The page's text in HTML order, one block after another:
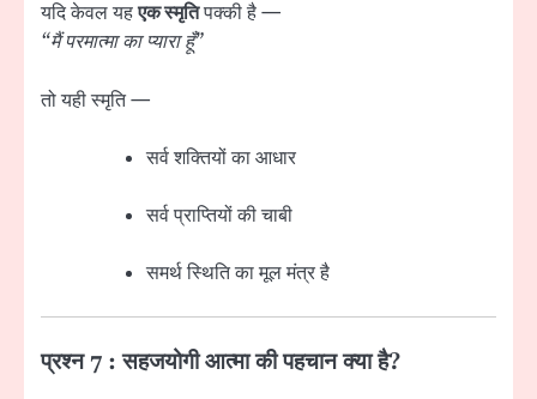
यदि केवल यहएक स्मृतिपक्की है —
“मैं परमात्मा का प्यारा हूँ”
तो यही स्मृति —
सर्व शक्तियों का आधार
सर्व प्राप्तियों की चाबी
समर्थ स्थिति का मूल मंत्र है
प्रश्न 7 : सहजयोगी आत्मा की पहचान क्या है?